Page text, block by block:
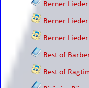
Berner
Berner
Berner
Best of
Best of